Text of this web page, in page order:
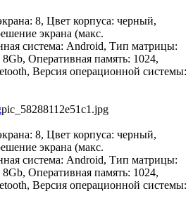
8, Цвет корпуса: черный,
экрана (макс.
система: Android, Тип матрицы:
Оперативная память: 1024,
Версия операционной системы:
pic_58288112e51c1.jpg
8, Цвет корпуса: черный,
экрана (макс.
система: Android, Тип матрицы:
Оперативная память: 1024,
Версия операционной системы: